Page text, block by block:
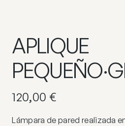
APLIQUE
120,00 €
Lámpara de pared realizada